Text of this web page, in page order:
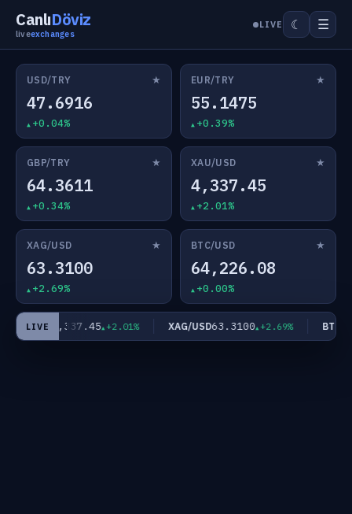
CanlıDöviz
liveexchanges
LIVE ☾ ☰
USD/TRY ★
47.6916
+0.04%
EUR/TRY ★
55.1475
+0.39%
GBP/TRY ★
64.3611
+0.34%
XAU/USD ★
4,337.45
+2.01%
XAG/USD ★
63.3100
+2.69%
BTC/USD ★
64,226.08
+0.00%
LIVE
XAU/USD4,337.45 +2.01% XAG/USD63.3100 +2.69% BTC/